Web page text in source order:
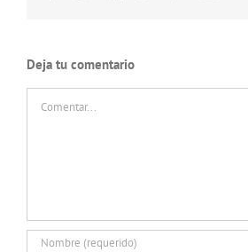
Deja tu comentario